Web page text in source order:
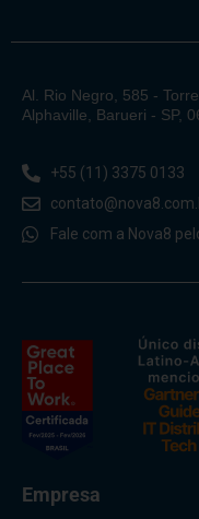
Al. Rio Negro, 585 -
Alphaville, Barueri - SP,
+55 (11) 3375 0133
Fale com a Nova8
Empresa